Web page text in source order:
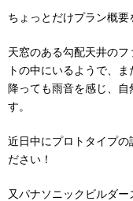
ちょっとだけプラン概要
天窓のある勾配天井の
トの中にいるようで、
降っても雨音を感じ、
す。
近日中にプロトタイプの
ださい！
又パナソニックビルダ